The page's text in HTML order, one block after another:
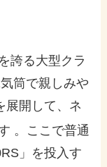
誇る大型クラ
筒で親しみや
展開して、ネ
。ここで普通
」を投入す